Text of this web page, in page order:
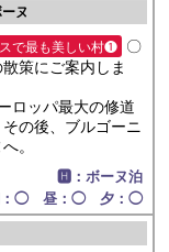
ヌ
で最も美しい村❶ 〇
策にご案内しま
ロッパ最大の修道
の後、ブルゴーニ
。
🅷：ボーヌ泊
：◯ 昼：◯ 夕：◯